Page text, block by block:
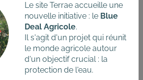
nouveaux marchés, notamment
et biologiques, et offre une
aux variations des prix. Elle
emplois, en stimulant les
de distribution et le
réseaux locaux entre producteurs,
consommateurs.
Le site Terrae accueille une
nouvelle initiative : le Blue
Deal Agricole.
Il s'agit d'un projet qui réunit
le monde agricole autour
d'un objectif crucial : la
protection de l'eau.